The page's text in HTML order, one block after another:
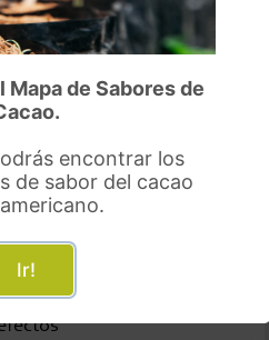
de Sabores de
encontrar los
de sabor del cacao
Ir!